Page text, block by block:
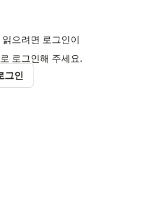
으려면 로그인이
로그인해 주세요.
그인